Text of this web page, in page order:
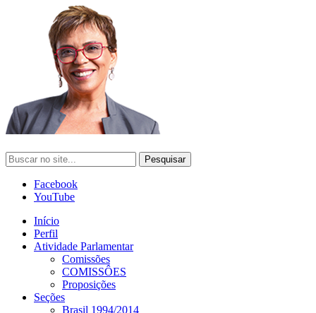
Facebook
YouTube
Início
Perfil
Atividade Parlamentar
Comissões
COMISSÔES
Proposições
Seções
Brasil 1994/2014